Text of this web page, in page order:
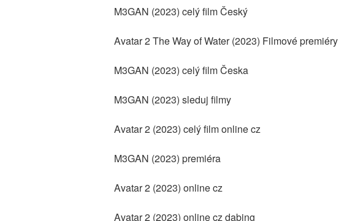
M3GAN (2023) celý film Český
Avatar 2 The Way of Water (2023) Filmové premiéry
M3GAN (2023) celý film Česka
M3GAN (2023) sleduj filmy
Avatar 2 (2023) celý film online cz
M3GAN (2023) premiéra
Avatar 2 (2023) online cz
Avatar 2 (2023) online cz dabing